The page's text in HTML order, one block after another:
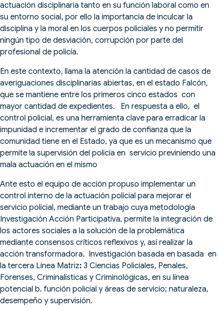
actuación disciplinaria tanto en su función laboral como en
su entorno social, por ello la importancia de inculcar la
disciplina y la moral en los cuerpos policiales y no permitir
ningún tipo de desviación, corrupción por parte del
profesional de policía.
En este contexto, llama la atención la cantidad de casos de
averiguaciones disciplinarias abiertas, en el estado Falcón,
que se mantiene entre los primeros cinco estados con
mayor cantidad de expedientes. En respuesta a ello, el
control policial, es una herramienta clave para erradicar la
impunidad e incrementar el grado de confianza que la
comunidad tiene en el Estado, ya que es un mecanismo que
permite la supervisión del policía en servicio previniendo una
mala actuación en el mismo
Ante esto el equipo de acción propuso implementar un
control interno de la actuación policial para mejorar el
servicio policial, mediante un trabajo cuya metodología
Investigación Acción Participativa, permite la integración de
los actores sociales a la solución de la problemática
mediante consensos críticos reflexivos y, así realizar la
acción transformadora. Investigación basada en basada en
la tercera Línea Matriz: 3 Ciencias Policiales, Penales,
Forenses, Criminalísticas y Criminológicas, en su línea
potencial b. función policial y áreas de servicio; naturaleza,
desempeño y supervisión.